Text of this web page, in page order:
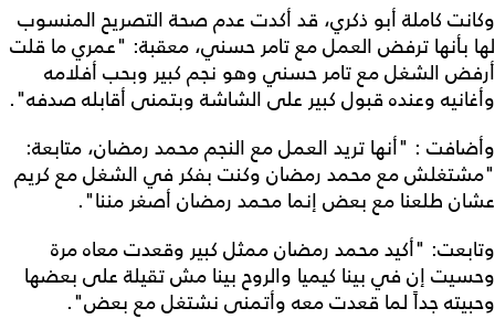
وكانت كاملة أبو ذكري، قد أكدت عدم صحة التصريح المنسوب
لها بأنها ترفض العمل مع تامر حسني، معقبة: "عمري ما قلت
أرفض الشغل مع تامر حسني وهو نجم كبير وبحب أفلامه
وأغانيه وعنده قبول كبير على الشاشة وبتمنى أقابله صدفه".
وأضافت : "أنها تريد العمل مع النجم محمد رمضان، متابعة:
"مشتغلش مع محمد رمضان وكنت بفكر في الشغل مع كريم
عشان طلعنا مع بعض إنما محمد رمضان أصغر مننا".
وتابعت: "أكيد محمد رمضان ممثل كبير وقعدت معاه مرة
وحسيت إن في بينا كيميا والروح بينا مش تقيلة على بعضها
وحبيته جداً لما قعدت معه وأتمنى نشتغل مع بعض".